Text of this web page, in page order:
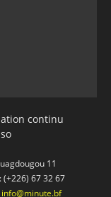
continu
11
(+226) 67 32 67
info@minute.bf